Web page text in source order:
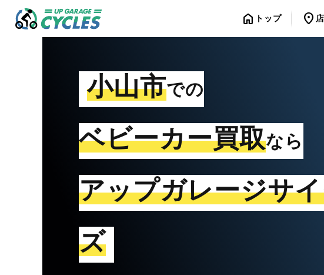
home トップ location_on
小山市での
ベビーカー買取なら
アップガレージサ
ズ